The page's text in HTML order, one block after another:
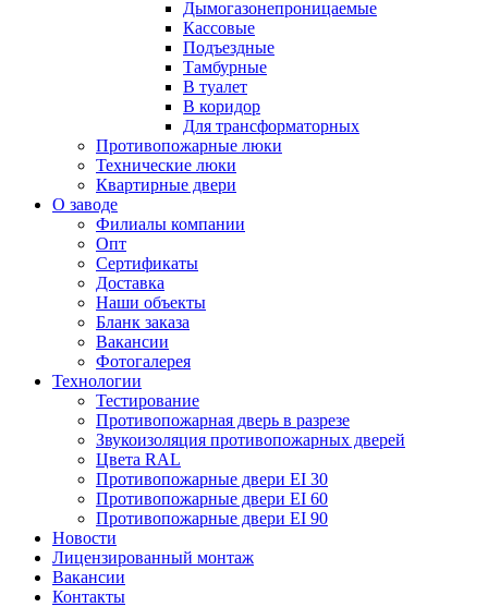
Дымогазонепроницаемые
Кассовые
Подъездные
Тамбурные
В туалет
В коридор
Для трансформаторных
Противопожарные люки
Технические люки
Квартирные двери
О заводе
Филиалы компании
Опт
Сертификаты
Доставка
Наши объекты
Бланк заказа
Вакансии
Фотогалерея
Технологии
Тестирование
Противопожарная дверь в разрезе
Звукоизоляция противопожарных дверей
Цвета RAL
Противопожарные двери EI 30
Противопожарные двери EI 60
Противопожарные двери EI 90
Новости
Лицензированный монтаж
Вакансии
Контакты